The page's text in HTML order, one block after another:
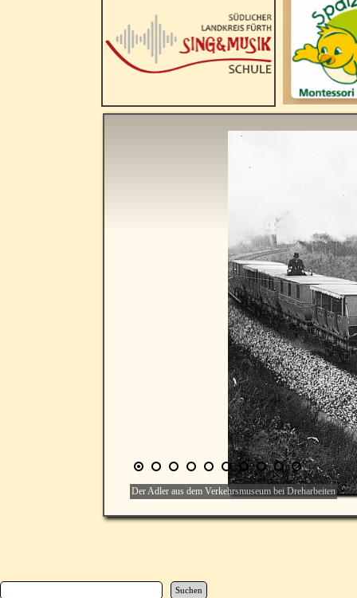
Der Adler aus dem Verkehrsmuseum bei Dreharbeiten
Suchen